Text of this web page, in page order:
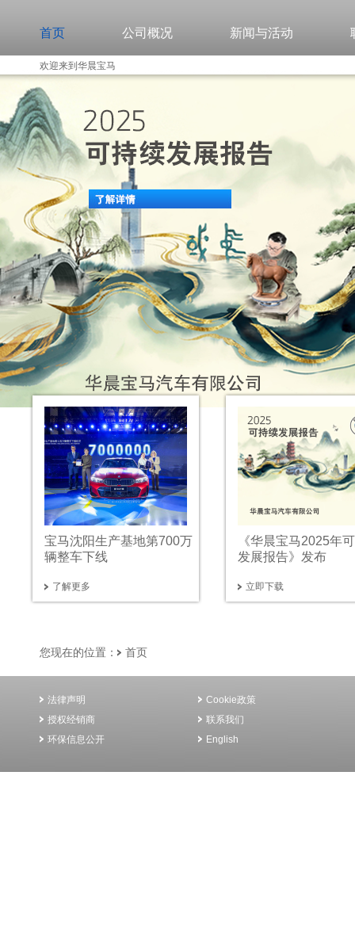
首页 公司概况 新闻与活动
欢迎来到华晨宝马
宝马沈阳生产基地第700万
辆整车下线
了解更多
《华晨宝马2025年
发展报告》发布
立即下载
您现在的位置： 首页
法律声明
Cookie政策
授权经销商
联系我们
环保信息公开
English